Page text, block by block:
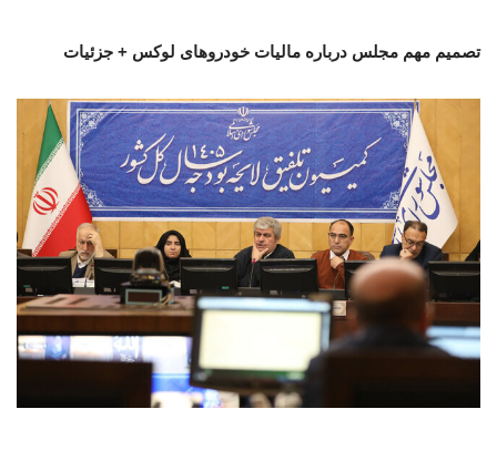
تصمیم مهم مجلس درباره مالیات خودروهای لوکس + جزئیات